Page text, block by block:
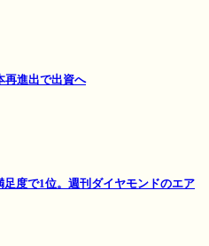
再進出で出資へ
度で1位。週刊ダイヤモンドのエア